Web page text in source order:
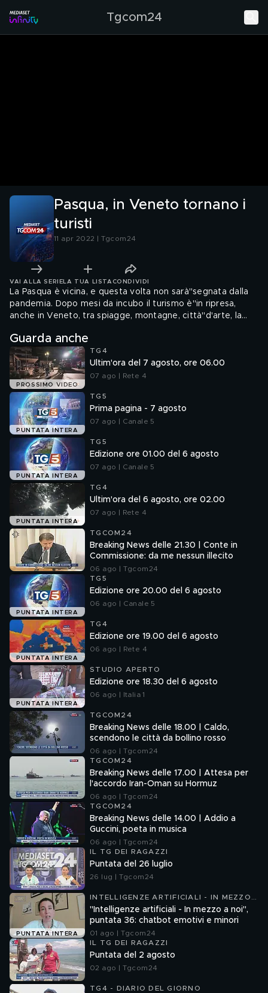
Tgcom24
Pasqua, in Veneto tornano i
turisti
11 apr 2022 | Tgcom24
VAI ALLA SERIE LA TUA LISTA CONDIVIDI
La Pasqua è vicina, e questa volta non sarà"segnata dalla
pandemia. Dopo mesi da incubo il turismo è"in ripresa,
anche in Veneto, tra spiagge, montagne, città"d'arte, la
più"sotto data - un abitudine ormai- ma i numeri sono
incoraggianti. Negli alberghi le presenze in questo fine
settimana e durante le vacanze di pasqua toccheranno
l'80 per cento.
Guarda anche
PROSSIMO VIDEO
TG4
Ultim'ora del 7 agosto, ore 06.00
07 ago | Rete 4
PUNTATA INTERA
TG5
Prima pagina - 7 agosto
07 ago | Canale 5
PUNTATA INTERA
TG5
Edizione ore 01.00 del 6 agosto
07 ago | Canale 5
PUNTATA INTERA
TG4
Ultim'ora del 6 agosto, ore 02.00
07 ago | Rete 4
TGCOM24
Breaking News delle 21.30 | Conte in
Commissione: da me nessun illecito
06 ago | Tgcom24
PUNTATA INTERA
TG5
Edizione ore 20.00 del 6 agosto
06 ago | Canale 5
PUNTATA INTERA
TG4
Edizione ore 19.00 del 6 agosto
06 ago | Rete 4
PUNTATA INTERA
STUDIO APERTO
Edizione ore 18.30 del 6 agosto
06 ago | Italia 1
TGCOM24
Breaking News delle 18.00 | Caldo,
scendono le città da bollino rosso
06 ago | Tgcom24
TGCOM24
Breaking News delle 17.00 | Attesa per
l'accordo Iran-Oman su Hormuz
06 ago | Tgcom24
TGCOM24
Breaking News delle 14.00 | Addio a
Guccini, poeta in musica
06 ago | Tgcom24
IL TG DEI RAGAZZI
Puntata del 26 luglio
26 lug | Tgcom24
PUNTATA INTERA
INTELLIGENZE ARTIFICIALI - IN MEZZO
A NOI
"Intelligenze artificiali - In mezzo a noi",
puntata 36: chatbot emotivi e minori
01 ago | Tgcom24
IL TG DEI RAGAZZI
Puntata del 2 agosto
02 ago | Tgcom24
TG4 - DIARIO DEL GIORNO